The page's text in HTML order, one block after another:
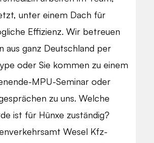
unter einem Dach für
Effizienz. Wir betreuen
aus ganz Deutschland per
oder Sie kommen zu einem
MPU-Seminar oder
zu uns. Welche
ist für Hünxe zuständig?
Wesel Kfz-